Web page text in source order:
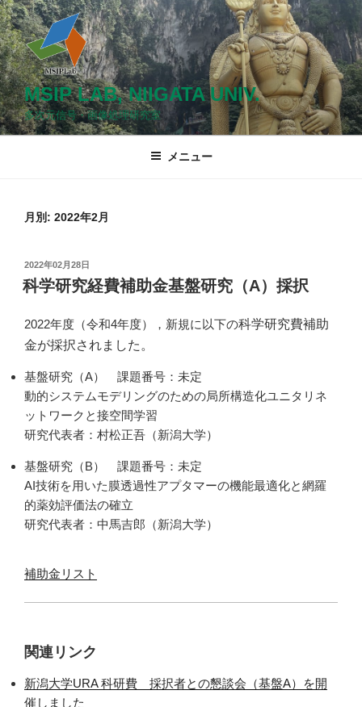
コ
ン
テ
ン
ツ
へ
ス
MSIP LAB, NIIGATA UNIV.
多次元信号・画像処理研究室
メニュー
月別: 2022年2月
投
稿
日:
2022年02月28日
科学研究経費補助金基盤研究（A）採択
2022年度（令和4年度），新規に以下の科学研究費補助
金が採択されました。
基盤研究（A） 課題番号：未定
動的システムモデリングのための局所構造化ユニタリネ
ットワークと接空間学習
研究代表者：村松正吾（新潟大学）
基盤研究（B） 課題番号：未定
AI技術を用いた膜透過性アプタマーの機能最適化と網羅
的薬効評価法の確立
研究代表者：中馬吉郎（新潟大学）
補助金リスト
関連リンク
新潟大学URA 科研費 採択者との懇談会（基盤A）を開
催しました